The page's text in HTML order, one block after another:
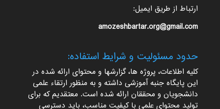
ارتباط از طریق ایمیل:
amozeshbartar.org@gmail.com
حدود مسئولیت و شرایط استفاده:
کلیه اطلاعات، پروژه ها، گزارشها و محتوای ارائه شده در
این پایگاه جنبه آموزشی داشته و به منظور ارتقاء علمی
دانشجویان و محققان ارائه شده است. معتقدیم که برای
تولید محتوای علمی با کیفیت مناسب، باید دسترسی